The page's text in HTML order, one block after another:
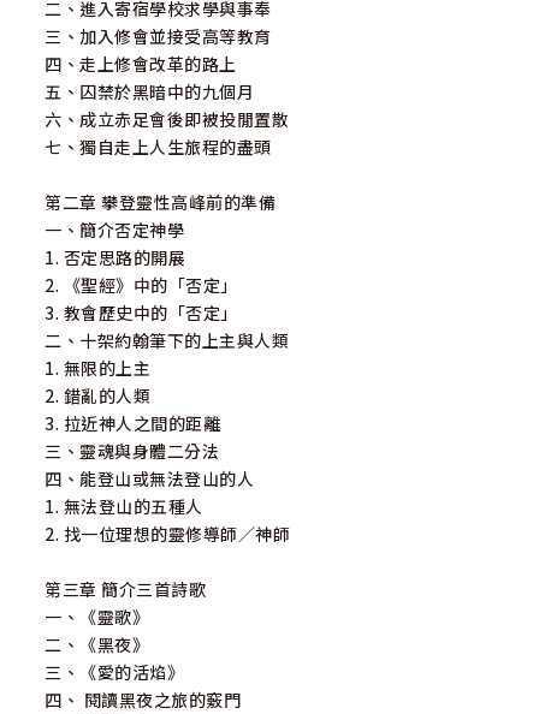
二、進入寄宿學校求學與事奉
三、加入修會並接受高等教育
四、走上修會改革的路上
五、囚禁於黑暗中的九個月
六、成立赤足會後即被投閒置散
七、獨自走上人生旅程的盡頭
第二章 攀登靈性高峰前的準備
一、簡介否定神學
1. 否定思路的開展
2. 《聖經》中的「否定」
3. 教會歷史中的「否定」
二、十架約翰筆下的上主與人類
1. 無限的上主
2. 錯亂的人類
3. 拉近神人之間的距離
三、靈魂與身體二分法
四、能登山或無法登山的人
1. 無法登山的五種人
2. 找一位理想的靈修導師／神師
第三章 簡介三首詩歌
一、《靈歌》
二、《黑夜》
三、《愛的活焰》
四、 閱讀黑夜之旅的竅門